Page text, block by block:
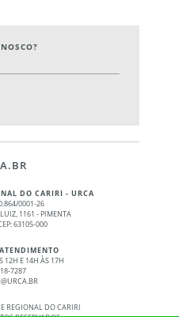
DO CARIRI - URCA
0001-26
1161 - PIMENTA
63105-000
12H E 14H ÀS 17H
7287
REGIONAL DO CARIRI